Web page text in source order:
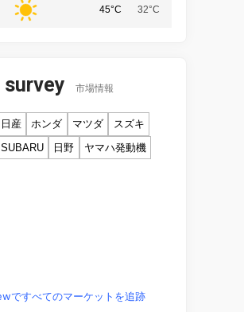
45°C 32°C
survey 市場情報
日産 ホンダ マツダ
スズキ
SUBARU 日野 ヤマハ発動機
ですべてのマーケットを追跡